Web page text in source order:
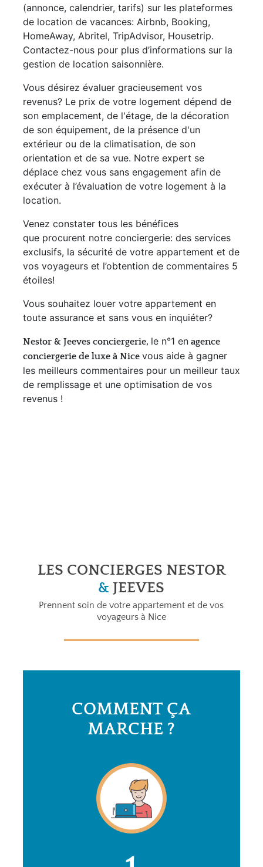
(annonce, calendrier, tarifs) sur les plateformes
de location de vacances: Airbnb, Booking,
HomeAway, Abritel, TripAdvisor, Housetrip.
Contactez-nous pour plus d’informations sur la
gestion de location saisonnière.
Vous désirez évaluer gracieusement vos
revenus? Le prix de votre logement dépend de
son emplacement, de l'étage, de la décoration
de son équipement, de la présence d'un
extérieur ou de la climatisation, de son
orientation et de sa vue. Notre expert se
déplace chez vous sans engagement afin de
exécuter à l’évaluation de votre logement à la
location.
Venez constater tous les bénéfices
que procurent notre conciergerie: des services
exclusifs, la sécurité de votre appartement et de
vos voyageurs et l’obtention de commentaires 5
étoiles!
Vous souhaitez louer votre appartement en
toute assurance et sans vous en inquiéter?
Nestor & Jeeves conciergerie, le n°1 en agence
conciergerie de luxe à Nice vous aide à gagner
les meilleurs commentaires pour un meilleur taux
de remplissage et une optimisation de vos
revenus !
LES CONCIERGES NESTOR
& JEEVES
Prennent soin de votre appartement et de vos
voyageurs à Nice
COMMENT ÇA
MARCHE ?